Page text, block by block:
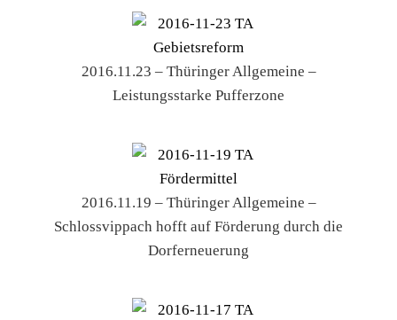
2016.11.23 – Thüringer Allgemeine –
Leistungsstarke Pufferzone
2016.11.19 – Thüringer Allgemeine –
Schlossvippach hofft auf Förderung durch die
Dorferneuerung